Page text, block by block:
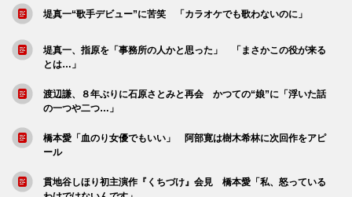
堤真一“歌手デビュー”に苦笑 「カラオケでも歌わないのに」
堤真一、指原を「事務所の人かと思った」 「まさかこの役が来る
とは…」
渡辺謙、８年ぶりに石原さとみと再会 かつての“娘”に「浮いた話
の一つや二つ…」
橋本愛「血のり女優でもいい」 阿部寛は樹木希林に次回作をアピ
ール
貫地谷しほり初主演作『くちづけ』会見 橋本愛「私、怒っている